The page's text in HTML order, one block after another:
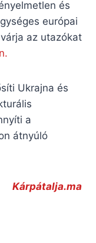
és
európai
az utazókat
Ukrajna és
a
átnyúló
Kárpátalja.ma